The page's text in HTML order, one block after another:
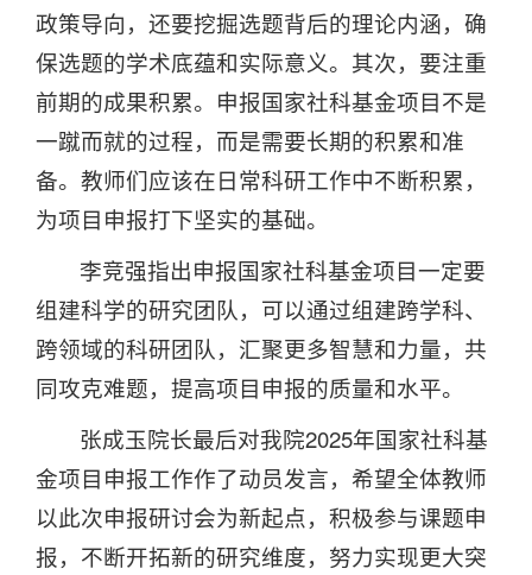
政策导向，还要挖掘选题背后的理论内涵，确
保选题的学术底蕴和实际意义。其次，要注重
前期的成果积累。申报国家社科基金项目不是
一蹴而就的过程，而是需要长期的积累和准
备。教师们应该在日常科研工作中不断积累，
为项目申报打下坚实的基础。
李竞强指出申报国家社科基金项目一定要
组建科学的研究团队，可以通过组建跨学科、
跨领域的科研团队，汇聚更多智慧和力量，共
同攻克难题，提高项目申报的质量和水平。
张成玉院长最后对我院2025年国家社科基
金项目申报工作作了动员发言，希望全体教师
以此次申报研讨会为新起点，积极参与课题申
报，不断开拓新的研究维度，努力实现更大突